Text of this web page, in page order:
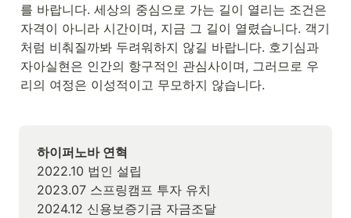
를 바랍니다. 세상의 중심으로 가는 길이 열리는 조건은
자격이 아니라 시간이며, 지금 그 길이 열렸습니다. 객기
처럼 비춰질까봐 두려워하지 않길 바랍니다. 호기심과
자아실현은 인간의 항구적인 관심사이며, 그러므로 우
리의 여정은 이성적이고 무모하지 않습니다.
2022.10 법인 설립
2023.07 스프링캠프 투자 유치
2024.12 신용보증기금 자금조달